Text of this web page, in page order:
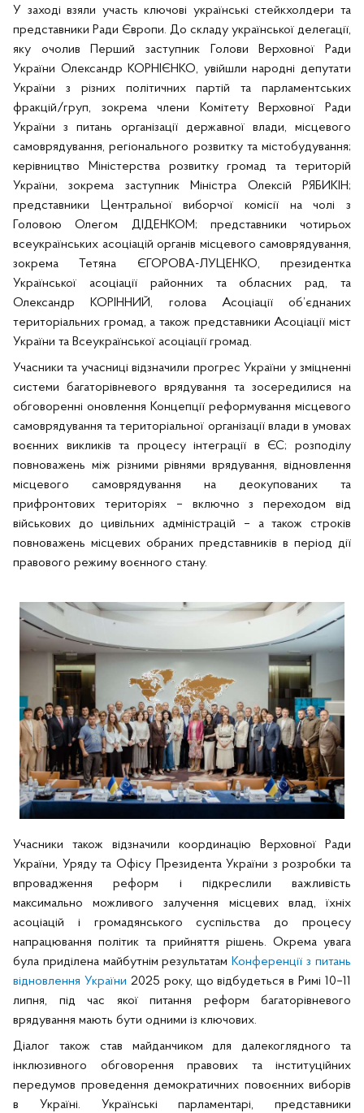
У заході взяли участь ключові українські стейкхолдери та
представники Ради Європи. До складу української делегації,
яку очолив Перший заступник Голови Верховної Ради
України Олександр КОРНІЄНКО, увійшли народні депутати
України з різних політичних партій та парламентських
фракцій/груп, зокрема члени Комітету Верховної Ради
України з питань організації державної влади, місцевого
самоврядування, регіонального розвитку та містобудування;
керівництво Міністерства розвитку громад та територій
України, зокрема заступник Міністра Олексій РЯБИКІН;
представники Центральної виборчої комісії на чолі з
Головою Олегом ДІДЕНКОМ; представники чотирьох
всеукраїнських асоціацій органів місцевого самоврядування,
зокрема Тетяна ЄГОРОВА-ЛУЦЕНКО, президентка
Української асоціації районних та обласних рад, та
Олександр КОРІННИЙ, голова Асоціації об’єднаних
територіальних громад, а також представники Асоціації міст
України та Всеукраїнської асоціації громад.
Учасники та учасниці відзначили прогрес України у зміцненні
системи багаторівневого врядування та зосередилися на
обговоренні оновлення Концепції реформування місцевого
самоврядування та територіальної організації влади в умовах
воєнних викликів та процесу інтеграції в ЄС; розподілу
повноважень між різними рівнями врядування, відновлення
місцевого самоврядування на деокупованих та
прифронтових територіях – включно з переходом від
військових до цивільних адміністрацій – а також строків
повноважень місцевих обраних представників в період дії
правового режиму воєнного стану.
Учасники також відзначили координацію Верховної Ради
України, Уряду та Офісу Президента України з розробки та
впровадження реформ і підкреслили важливість
максимально можливого залучення місцевих влад, їхніх
асоціацій і громадянського суспільства до процесу
напрацювання політик та прийняття рішень. Окрема увага
була приділена майбутнім результатамКонференції з питань
відновлення України 2025 року, що відбудеться в Римі 10–11
липня, під час якої питання реформ багаторівневого
врядування мають бути одними із ключових.
Діалог також став майданчиком для далекоглядного та
інклюзивного обговорення правових та інституційних
передумов проведення демократичних повоєнних виборів
в Україні. Українські парламентарі, представники